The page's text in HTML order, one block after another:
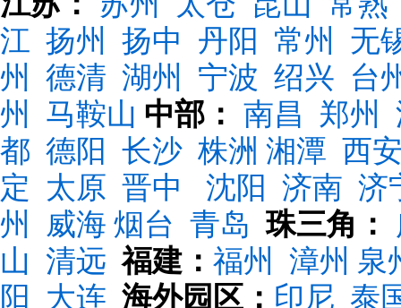
江 扬州 扬中 丹阳 常州
无
州
德清 湖州 宁波 绍兴 台
州
马鞍山 中部： 南昌 郑州
都 德阳 长沙 株洲 湘潭 西
定 太原 晋中 沈阳 济南 济
州
威海 烟台 青岛 珠三角：
山 清远 福建： 福州 漳州 泉
阳
大连 海外园区： 印尼 泰